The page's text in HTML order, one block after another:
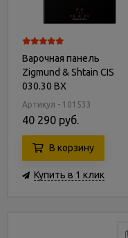
Варочная панель
Zigmund & Shtain CIS
030.30 BX
Артикул - 101533
40 290 руб.
В корзину
Купить в 1 клик